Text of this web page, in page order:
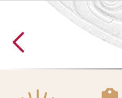
原石 南红